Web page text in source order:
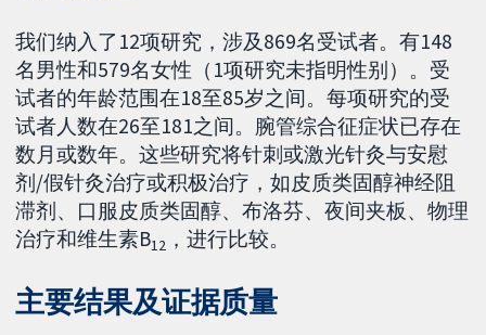
我们纳入了12项研究，涉及869名受试者。有148
名男性和579名女性（1项研究未指明性别）。受
试者的年龄范围在18至85岁之间。每项研究的受
试者人数在26至181之间。腕管综合征症状已存在
数月或数年。这些研究将针刺或激光针灸与安慰
剂/假针灸治疗或积极治疗，如皮质类固醇神经阻
滞剂、口服皮质类固醇、布洛芬、夜间夹板、物理
治疗和维生素B12 ，进行比较。
主要结果及证据质量